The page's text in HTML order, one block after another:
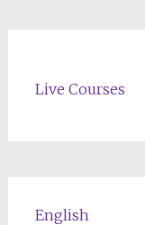
Live Courses
English